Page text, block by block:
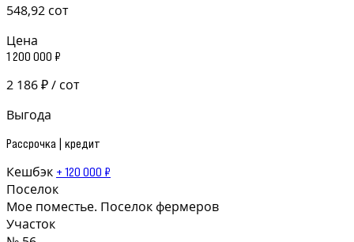
548,92 сот
Цена
1 200 000 ₽
2 186 ₽ / сот
Выгода
Рассрочка | кредит
Кешбэк + 120 000 ₽
Поселок
Мое поместье. Поселок фермеров
Участок